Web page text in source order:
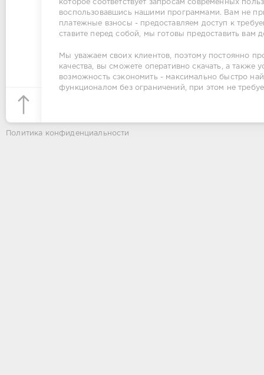
которое соответствует запросам современных
воспользовавшись нашими программами. Вам не
платежные взносы - предоставляем доступ к
ставите перед собой, мы готовы предоставить
Мы уважаем своих клиентов, поэтому постоянно
качества, вы сможете оперативно скачать, а
возможность сэкономить - максимально быстро
функционалом без ограничений, при этом не
Политика конфиденциальности